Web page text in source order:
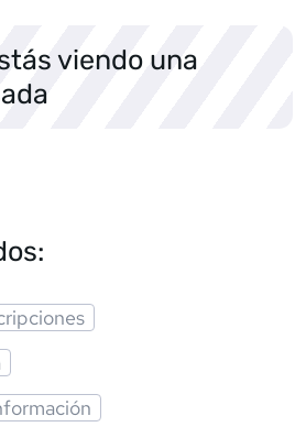
viendo una